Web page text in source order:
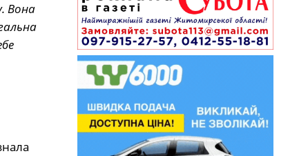
Вона